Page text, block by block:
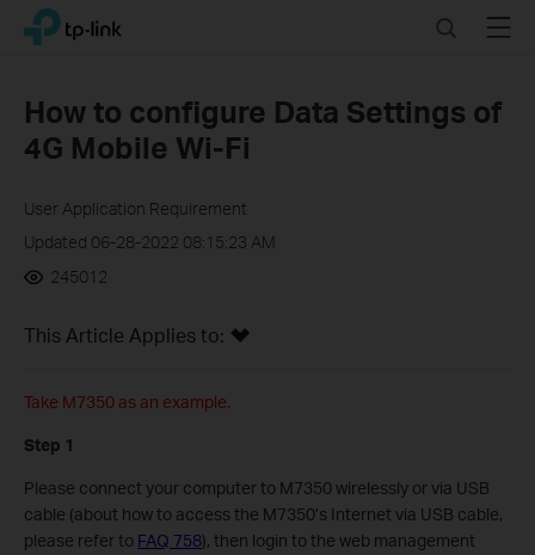
Click
navigation
TP-Link, Reliably Smart SearchMenu
How to configure Data Settings of
4G Mobile Wi-Fi
User Application Requirement
Updated 06-28-2022 08:15:23 AM
245012
This Article Applies to:
Take M7350 as an example.
Step 1
Please connect your computer to M7350 wirelessly or via USB
cable (about how to access the M7350’s Internet via USB cable,
please refer to FAQ 758), then login to the web management